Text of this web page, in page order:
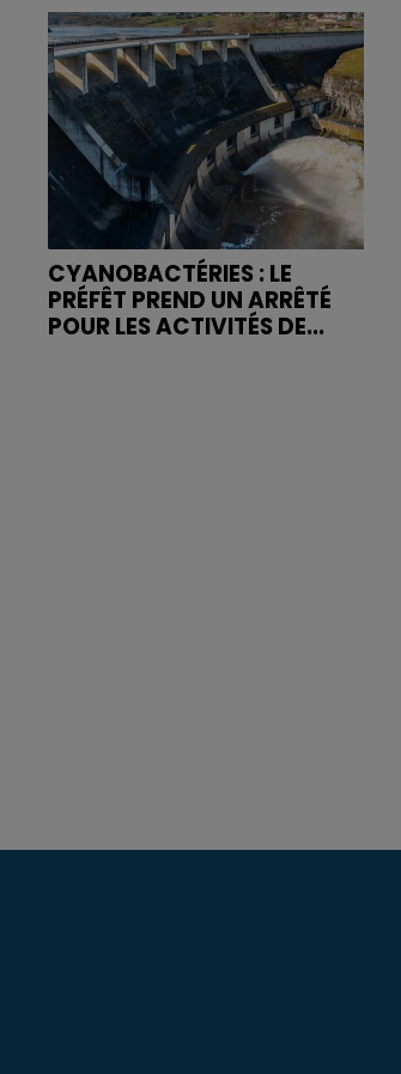
CYANOBACTÉRIES : LE
PRÉFÊT PREND UN ARRÊTÉ
POUR LES ACTIVITÉS DE...